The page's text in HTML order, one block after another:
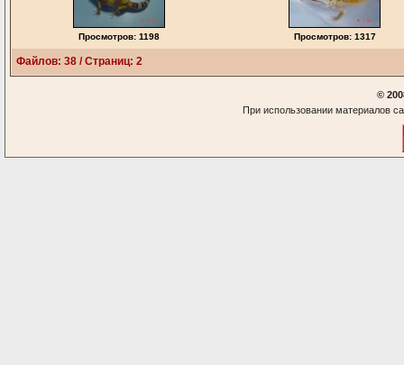
Просмотров: 1198 Просмотров: 1317
Файлов: 38 / Страниц: 2
©
При использовании материалов